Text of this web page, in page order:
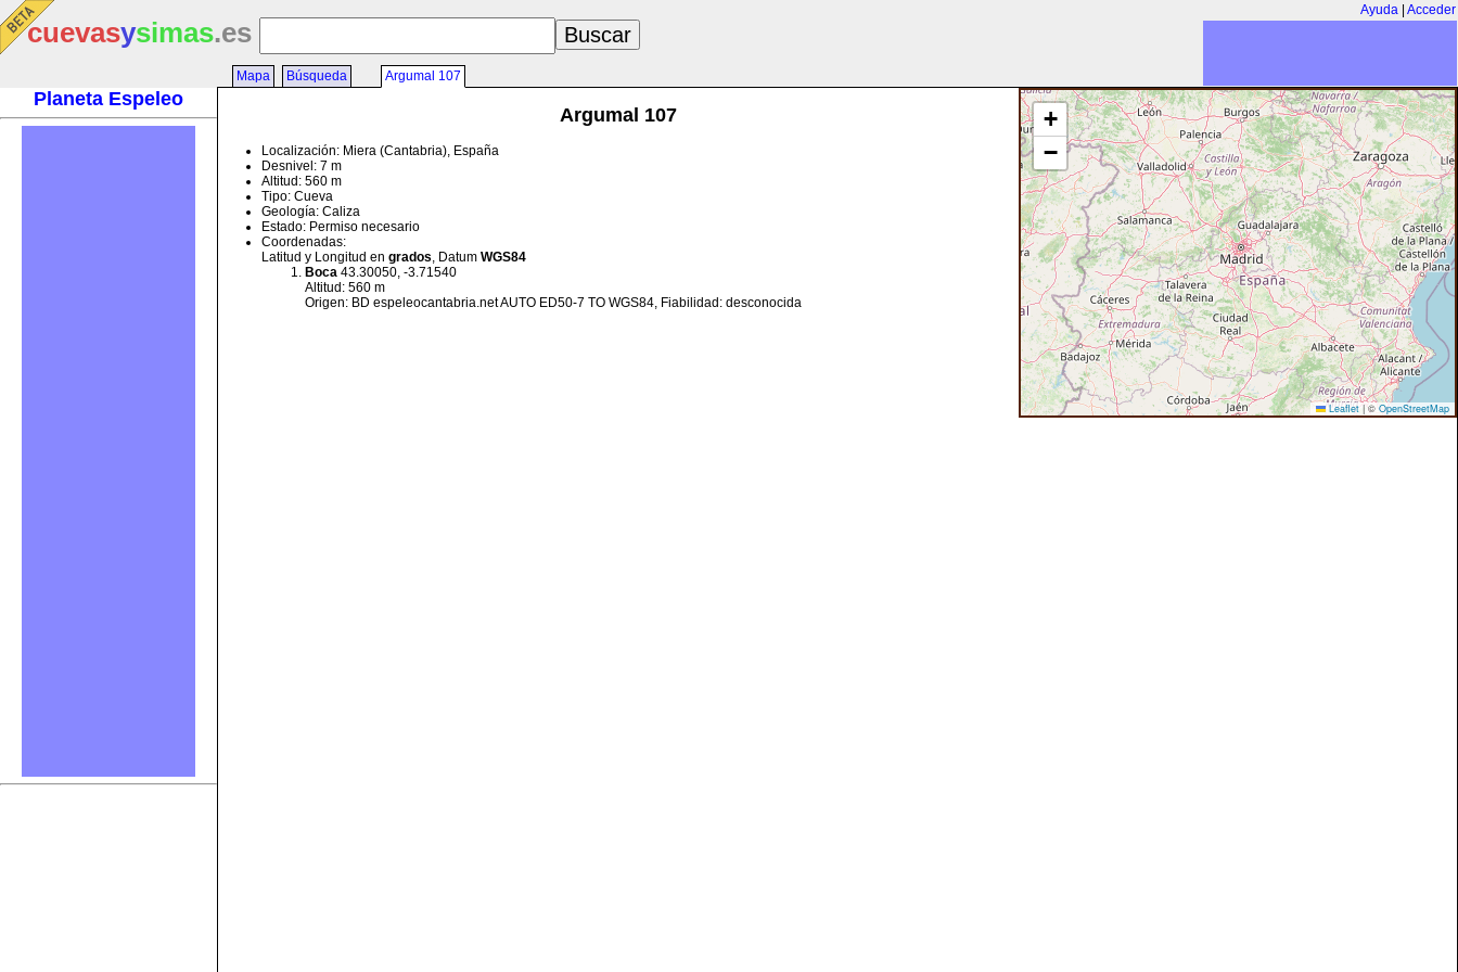
Ayuda Acceder
cuevasysimas.es
Planeta Espeleo
Mapa Búsqueda Argumal 107
+
−
Leaflet | © OpenStreetMap
Argumal 107
Localización: Miera (Cantabria), España
Desnivel: 7 m
Altitud: 560 m
Tipo: Cueva
Geología: Caliza
Estado: Permiso necesario
Coordenadas:
Latitud y Longitud en grados, Datum WGS84
Boca 43.30050, -3.71540
Altitud: 560 m
Origen: BD espeleocantabria.net AUTO ED50-7 TO WGS84, Fiabilidad: desconocida